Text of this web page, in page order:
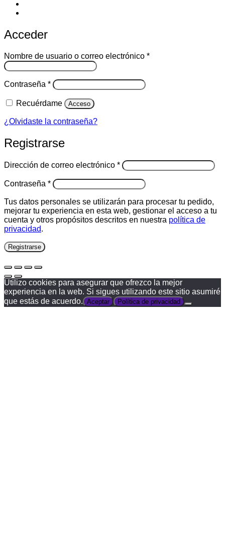
Acceder
Nombre de usuario o correo electrónico *Obligatorio
Contraseña *Obligatorio
Recuérdame Acceso
¿Olvidaste la contraseña?
Registrarse
Dirección de correo electrónico *Obligatorio
Contraseña *Obligatorio
Tus datos personales se utilizarán para procesar tu pedido,
mejorar tu experiencia en esta web, gestionar el acceso a tu
cuenta y otros propósitos descritos en nuestra política de
privacidad.
Registrarse
Utilizo cookies para asegurar que ofrezco la mejor
experiencia en la web. Si sigues utilizando este sitio asumiré
que estás de acuerdo. Aceptar Política de privacidad